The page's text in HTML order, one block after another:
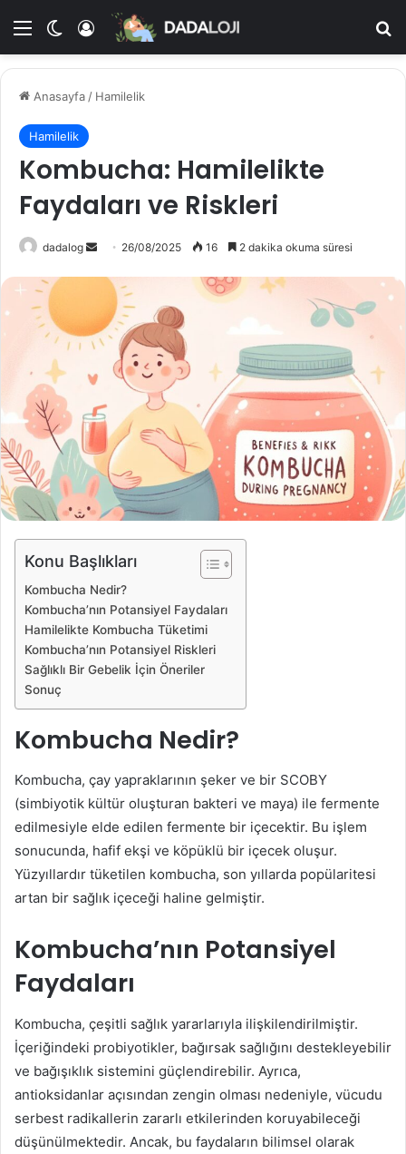
Menü Dış görünümü değiştir
Kayıt Ol
Anasayfa / Hamilelik
Hamilelik
Kombucha: Hamilelikte
Faydaları ve Riskleri
dadalog
-
o
t
ö
n
e
m
e
26/08/2025 16 2 dakika okuma süresi
Konu Başlıkları
Kombucha Nedir?
Kombucha’nın Potansiyel Faydaları
Hamilelikte Kombucha Tüketimi
Kombucha’nın Potansiyel Riskleri
Sağlıklı Bir Gebelik İçin Öneriler
Sonuç
Kombucha Nedir?
Kombucha, çay yapraklarının şeker ve bir SCOBY
(simbiyotik kültür oluşturan bakteri ve maya) ile fermente
edilmesiyle elde edilen fermente bir içecektir. Bu işlem
sonucunda, hafif ekşi ve köpüklü bir içecek oluşur.
Yüzyıllardır tüketilen kombucha, son yıllarda popülaritesi
artan bir sağlık içeceği haline gelmiştir.
Kombucha’nın Potansiyel
Faydaları
Kombucha, çeşitli sağlık yararlarıyla ilişkilendirilmiştir.
İçeriğindeki probiyotikler, bağırsak sağlığını destekleyebilir
ve bağışıklık sistemini güçlendirebilir. Ayrıca,
antioksidanlar açısından zengin olması nedeniyle, vücudu
serbest radikallerin zararlı etkilerinden koruyabileceği
düşünülmektedir. Ancak, bu faydaların bilimsel olarak